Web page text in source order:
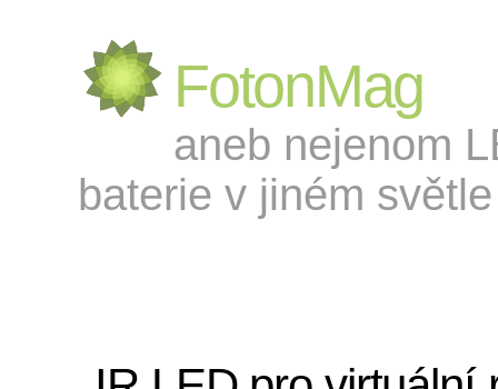
FotonMag
aneb nejenom
baterie v jiném